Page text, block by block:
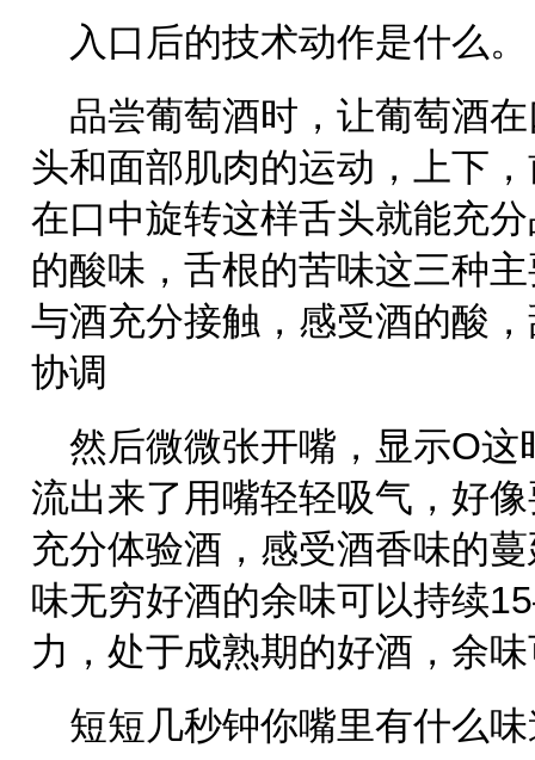
入口后的技术动作是什么。
品尝葡萄酒时，让葡萄酒
头和面部肌肉的运动，上下
在口中旋转这样舌头就能充
的酸味，舌根的苦味这三种
与酒充分接触，感受酒的酸
协调
然后微微张开嘴，显示O
流出来了用嘴轻轻吸气，好
充分体验酒，感受酒香味的
味无穷好酒的余味可以持续
力，处于成熟期的好酒，余
短短几秒钟你嘴里有什么